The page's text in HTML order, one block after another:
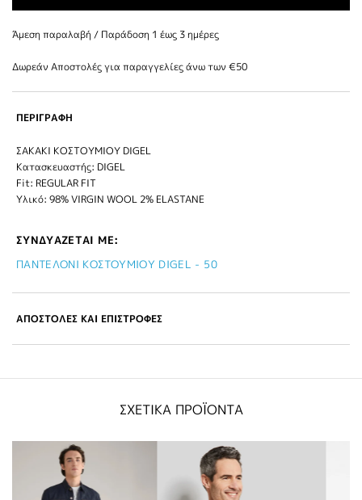
Άμεση παραλαβή / Παράδoση 1 έως 3 ημέρες
Δωρεάν Αποστολές για παραγγελίες άνω των €50
ΠΕΡΙΓΡΑΦΗ
ΣΑΚΑΚΙ ΚΟΣΤΟΥΜΙΟΥ DIGEL
Κατασκευαστής: DIGEL
Fit: REGULAR FIT
Υλικό: 98% VIRGIN WOOL 2% ELASTANE
ΣΥΝΔΥΑΖΕΤΑΙ ΜΕ:
ΠΑΝΤΕΛΟΝΙ ΚΟΣΤΟΥΜΙΟΥ DIGEL - 50
ΑΠΟΣΤΟΛΕΣ ΚΑΙ ΕΠΙΣΤΡΟΦΕΣ
ΣΧΕΤΙΚΑ ΠΡΟΪΟΝΤΑ